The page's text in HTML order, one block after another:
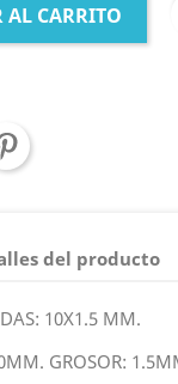
CARRITO
del producto
10X1.5 MM.
GROSOR: